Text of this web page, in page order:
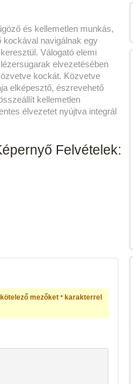
és kellemetlen munkás,
navigálnak egy
Válogató elemi
elvezetésében
kockát. Közvetve
elképesztő, észrevehető
kellemetlen
élvezetet nyújtva integrál
Felvételek:
mezőket *karakterrel